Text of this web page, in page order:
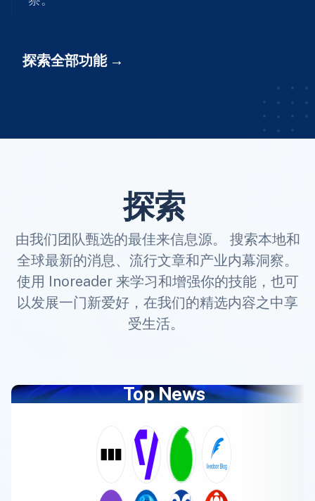
探索全部功能
探索
由我们团队甄选的最佳来信息源。 搜索本地和
全球最新的消息、流行文章和产业内幕洞察。
使用 Inoreader 来学习和增强你的技能，也可
以发展一门新爱好，在我们的精选内容之中享
受生活。
Top News